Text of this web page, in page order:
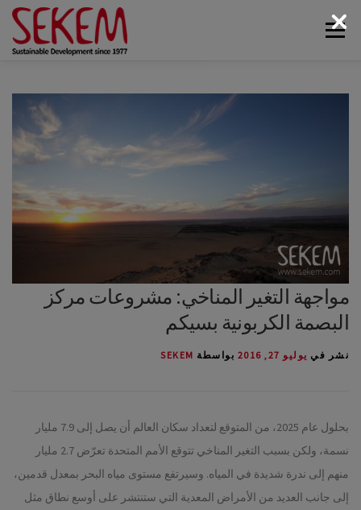
إلىالقائمة
اتصل بنا الوسائط أخبار سيكم البيئة
الحياة الثقافية الحياة الاجتماعية
عن سيكم
مواجهة التغير المناخي: مشروعات مركز
البصمة الكربونية بسيكم
نشر في يوليو 27, 2016 بواسطة SEKEM
بحلول عام 2025، من المتوقع لتعداد سكان العالم أن يصل إلى 7.9 مليار
نسمة، ولكن بسبب التغير المناخي تتوقع الأمم المتحدة تعرّض 2.7 مليار
منهم إلى ندرة شديدة في المياه. وسيرتفع مستوى مياه البحر بمعدل قدمين،
إلى جانب العديد من الأمراض المعدية التي ستنتشر على أوسع نطاق مثل